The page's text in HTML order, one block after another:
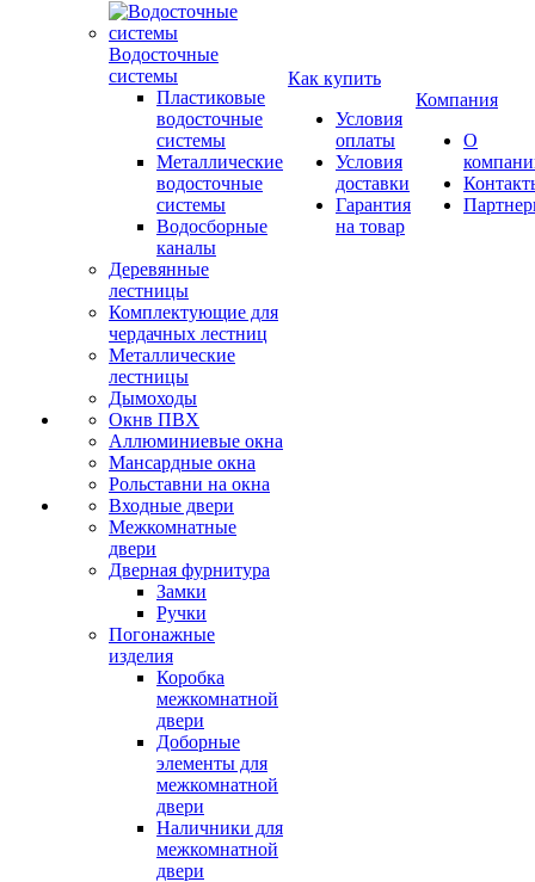
Водосточные
системы
Пластиковые
водосточные
системы
Металлические
водосточные
системы
Водосборные
каналы
Деревянные
лестницы
Комплектующие для
чердачных лестниц
Металлические
лестницы
Дымоходы
Окнв ПВХ
Аллюминиевые окна
Мансардные окна
Рольставни на окна
Входные двери
Межкомнатные
двери
Дверная фурнитура
Замки
Ручки
Погонажные
изделия
Коробка
межкомнатной
двери
Доборные
элементы для
межкомнатной
двери
Наличники для
межкомнатной
двери
Как купить
Условия
оплаты
Условия
доставки
Гарантия
на товар
Компания
О